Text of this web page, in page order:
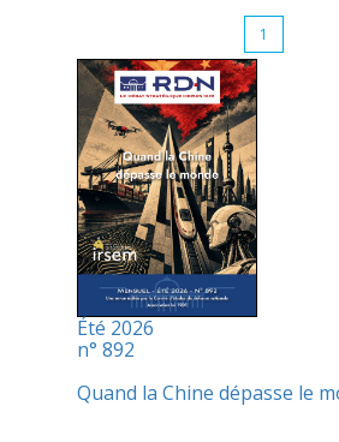
1
Été 2026
n° 892
Quand la Chine dépasse le